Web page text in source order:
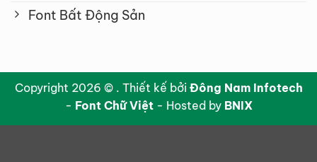
Font Bất Động Sản
Copyright 2026 © . Thiết kế bởi Đông Nam Infotech
- Font Chữ Việt- Hosted by BNIX